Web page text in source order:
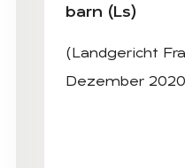
barn (Ls)
(Landgericht
Dezember